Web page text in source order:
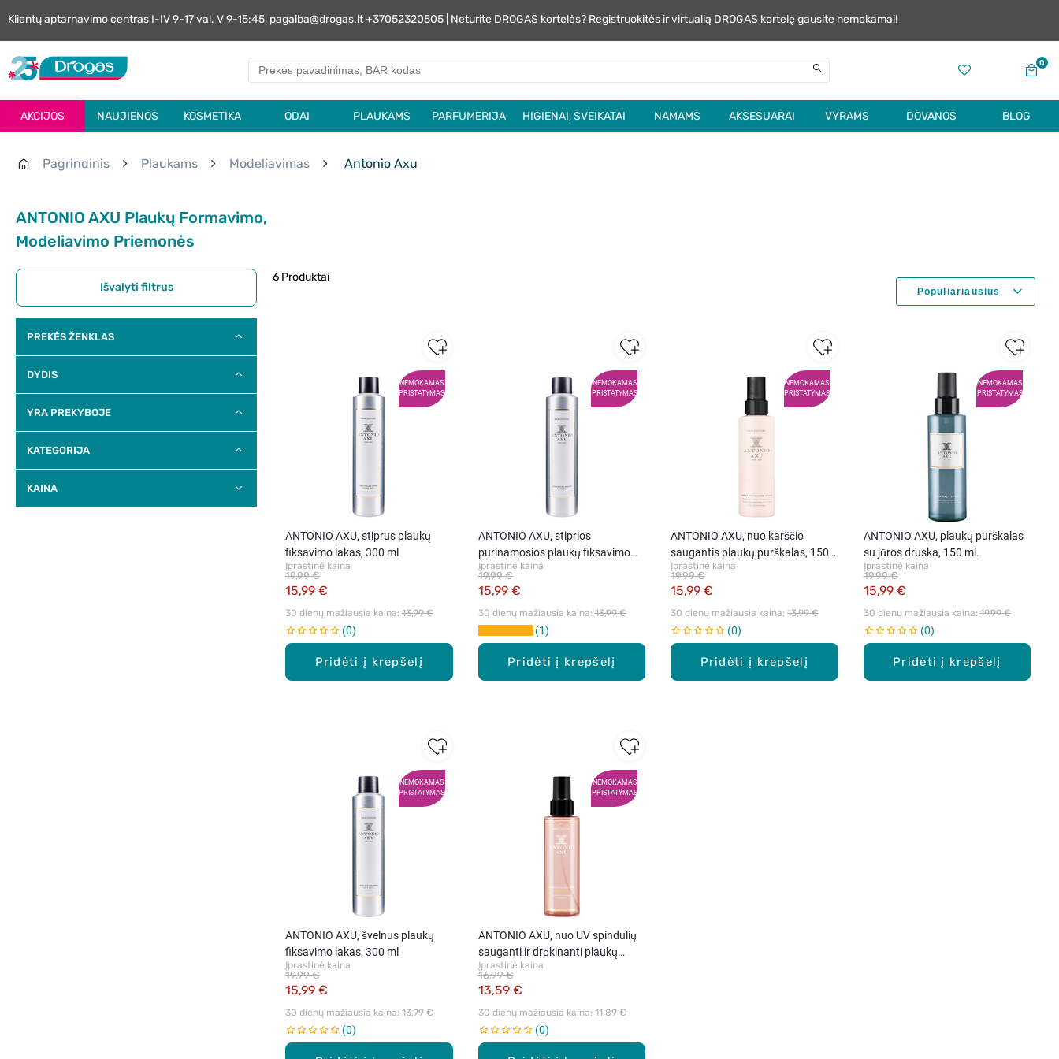
Klientų aptarnavimo centras I-IV 9-17 val. V 9-15:45, pagalba@drogas.lt +37052320505 | Neturite DROGAS kortelės? Registruokitės ir virtualią DROGAS kortelę gausite nemokamai!
0
AKCIJOS NAUJIENOS KOSMETIKA ODAI PLAUKAMS PARFUMERIJA HIGIENAI, SVEIKATAI NAMAMS AKSESUARAI VYRAMS DOVANOS BLOG
Pagrindinis Plaukams Modeliavimas Antonio Axu
ANTONIO AXU Plaukų Formavimo,
Modeliavimo Priemonės
Išvalyti filtrus
PREKĖS ŽENKLAS
DYDIS
YRA PREKYBOJE
KATEGORIJA
KAINA
6 Produktai
NEMOKAMAS
PRISTATYMAS
Pridėti į krepšelį
ANTONIO AXU, stiprus plaukų
fiksavimo lakas, 300 ml
Įprastinė kaina
15,99 €
19,99 €
30 dienų mažiausia kaina: 13,99 €
0
NEMOKAMAS
PRISTATYMAS
Pridėti į krepšelį
ANTONIO AXU, stiprios
purinamosios plaukų fiksavimo
putos, 300 ml
Įprastinė kaina
15,99 €
19,99 €
30 dienų mažiausia kaina: 13,99 €
1
NEMOKAMAS
PRISTATYMAS
Pridėti į krepšelį
ANTONIO AXU, nuo karščio
saugantis plaukų purškalas, 150
ml
Įprastinė kaina
15,99 €
19,99 €
30 dienų mažiausia kaina: 13,99 €
0
NEMOKAMAS
PRISTATYMAS
Pridėti į krepšelį
ANTONIO AXU, plaukų purškalas
su jūros druska, 150 ml.
Įprastinė kaina
15,99 €
19,99 €
30 dienų mažiausia kaina: 19,99 €
0
NEMOKAMAS
PRISTATYMAS
ANTONIO AXU, švelnus plaukų
fiksavimo lakas, 300 ml
Įprastinė kaina
15,99 €
19,99 €
30 dienų mažiausia kaina: 13,99 €
0
NEMOKAMAS
PRISTATYMAS
ANTONIO AXU, nuo UV spindulių
sauganti ir drėkinanti plaukų
dulksna, 150 ml
Įprastinė kaina
13,59 €
16,99 €
30 dienų mažiausia kaina: 11,89 €
0